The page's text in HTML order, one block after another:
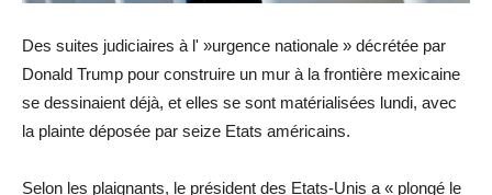
Des suites judiciaires à l' »urgence nationale » décrétée par
Donald Trump pour construire un mur à la frontière mexicaine
se dessinaient déjà, et elles se sont matérialisées lundi, avec
la plainte déposée par seize Etats américains.
Selon les plaignants, le président des Etats-Unis a « plongé le